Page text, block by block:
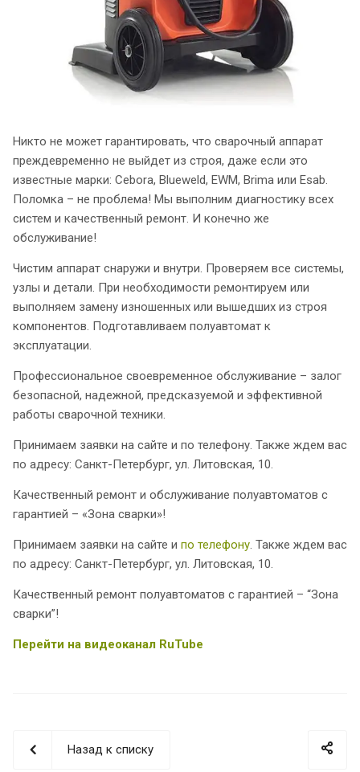
Никто не может гарантировать, что сварочный аппарат
преждевременно не выйдет из строя, даже если это
известные марки: Cebora, Blueweld, EWM, Brima или Esab.
Поломка – не проблема! Мы выполним диагностику всех
систем и качественный ремонт. И конечно же
обслуживание!
Чистим аппарат снаружи и внутри. Проверяем все системы,
узлы и детали. При необходимости ремонтируем или
выполняем замену изношенных или вышедших из строя
компонентов. Подготавливаем полуавтомат к
эксплуатации.
Профессиональное своевременное обслуживание – залог
безопасной, надежной, предсказуемой и эффективной
работы сварочной техники.
Принимаем заявки на сайте и по телефону. Также ждем вас
по адресу: Санкт-Петербург, ул. Литовская, 10.
Качественный ремонт и обслуживание полуавтоматов с
гарантией – «Зона сварки»!
Принимаем заявки на сайте и по телефону. Также ждем вас
по адресу: Санкт-Петербург, ул. Литовская, 10.
Качественный ремонт полуавтоматов с гарантией – “Зона
сварки”!
Перейти на видеоканал RuTube
Назад к списку